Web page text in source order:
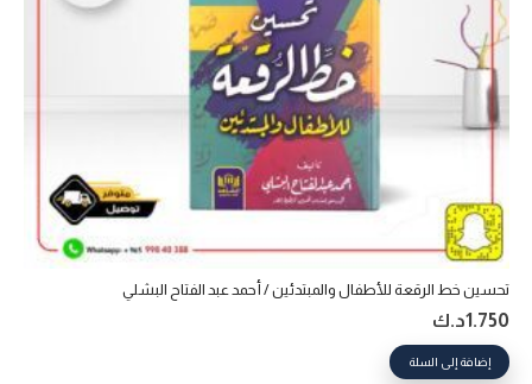
تحسين خط الرقعة للأطفال والمبتدئين / أحمد عبد الفتاح البشلي
1.750د.ك
إضافة إلى السلة